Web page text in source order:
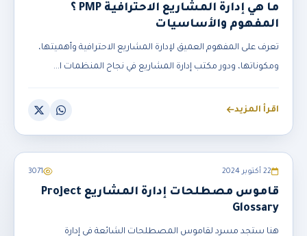
ما هي إدارة المشاريع الاحترافية PMP ؟
المفهوم والأساسيات
تعرف على المفهوم العميق لإدارة المشاريع الاحترافية وأهميتها،
ومكوناتها، ودور مكتب إدارة المشاريع في نجاح المنظمات ا...
اقرأ المزيد
إدارة المشاريع Project Management
22 أكتوبر 2024 3071
قاموس مصطلحات إدارة المشاريع Project
Glossary
هنا ستجد مسرد لقاموس المصطلحات الشائعة في إدارة